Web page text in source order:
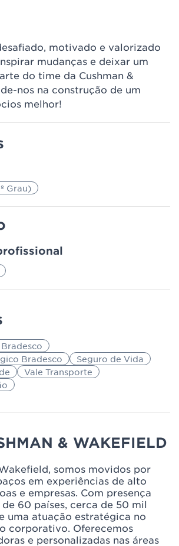
motivado e valorizado
mudanças e deixar um
do time da Cushman &
nos na construção de um
melhor!
Grau)
Bradesco
Seguro de Vida
Vale Transporte
& WAKEFIELD
somos movidos por
em experiências de alto
e empresas. Com presença
60 países, cerca de 50 mil
uma atuação estratégica no
corporativo. Oferecemos
e personalizadas nas áreas